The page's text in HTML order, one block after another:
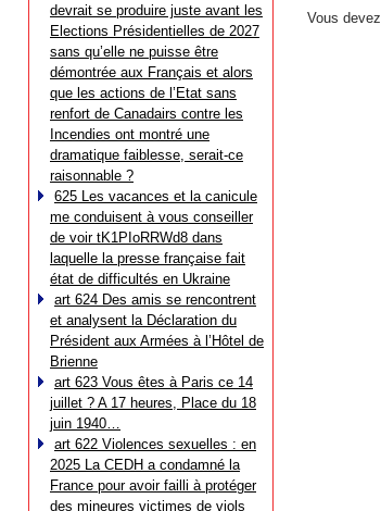
devrait se produire juste avant les
Elections Présidentielles de 2027
sans qu’elle ne puisse être
démontrée aux Français et alors
que les actions de l’Etat sans
renfort de Canadairs contre les
Incendies ont montré une
dramatique faiblesse, serait-ce
raisonnable ?
625 Les vacances et la canicule
me conduisent à vous conseiller
de voir tK1PIoRRWd8 dans
laquelle la presse française fait
état de difficultés en Ukraine
art 624 Des amis se rencontrent
et analysent la Déclaration du
Président aux Armées à l’Hôtel de
Brienne
art 623 Vous êtes à Paris ce 14
juillet ? A 17 heures, Place du 18
juin 1940…
art 622 Violences sexuelles : en
2025 La CEDH a condamné la
France pour avoir failli à protéger
des mineures victimes de viols
Vous devez